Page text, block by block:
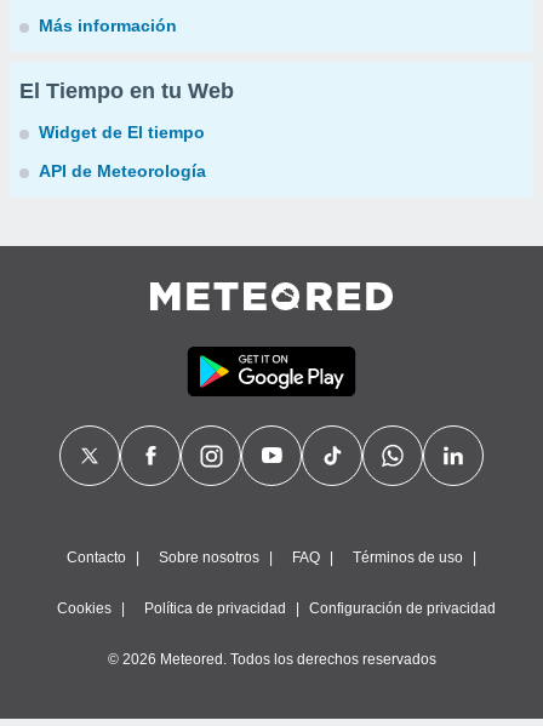
Más información
El Tiempo en tu Web
Widget de El tiempo
API de Meteorología
Contacto Sobre nosotros FAQ Términos de uso
Cookies Política de privacidad Configuración de privacidad
© 2026 Meteored. Todos los derechos reservados